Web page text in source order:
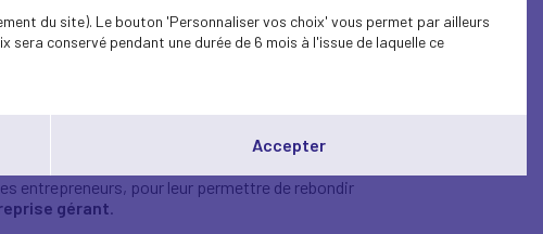
Sociale des Chefs
sa vie de famille.
entrepreneurs, pour leur permettre de rebondir
gérant.
du site). Le bouton 'Personnaliser vos choix' vous permet par ailleurs
conservé pendant une durée de 6 mois à l'issue de laquelle ce
Accepter